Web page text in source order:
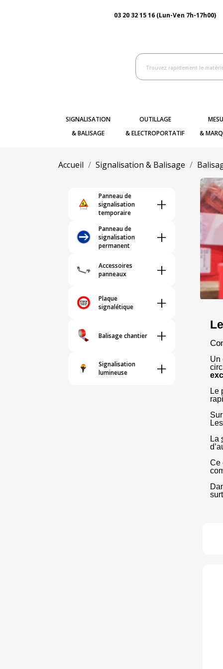
03 20 32 15 16 (Lun-Ven 7h-17h00)
SIGNALISATION
& BALISAGE
OUTILLAGE
& ELECTROPORTATIF
&
Accueil Signalisation & Balisage
Panneau de
signalisation
temporaire
+
Panneau de
signalisation
permanent
+
Accessoires
panneaux
+
Plaque
signalétique
+
Balisage chantier +
Signalisation
lumineuse
+
Un
Le
La
Ce